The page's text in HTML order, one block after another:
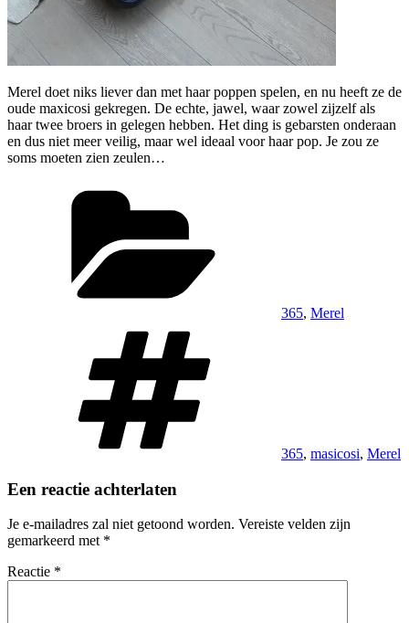
Merel doet niks liever dan met haar poppen spelen, en nu heeft ze de
oude maxicosi gekregen. De echte, jawel, waar zowel zijzelf als
haar twee broers in gelegen hebben. Het ding is gebarsten onderaan
en dus niet meer veilig, maar wel ideaal voor haar pop. Je zou ze
soms moeten zien zeulen…
365, Merel
365, masicosi, Merel
Een reactie achterlaten
Je e-mailadres zal niet getoond worden. Vereiste velden zijn
gemarkeerd met *
Reactie *